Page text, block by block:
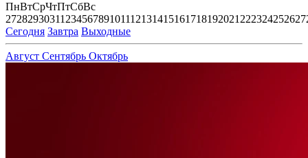
ПнВтСрЧтПтСбВс
2728293031123456789101112131415161718192021222324252627
Сегодня Завтра Выходные
Август Сентябрь Октябрь